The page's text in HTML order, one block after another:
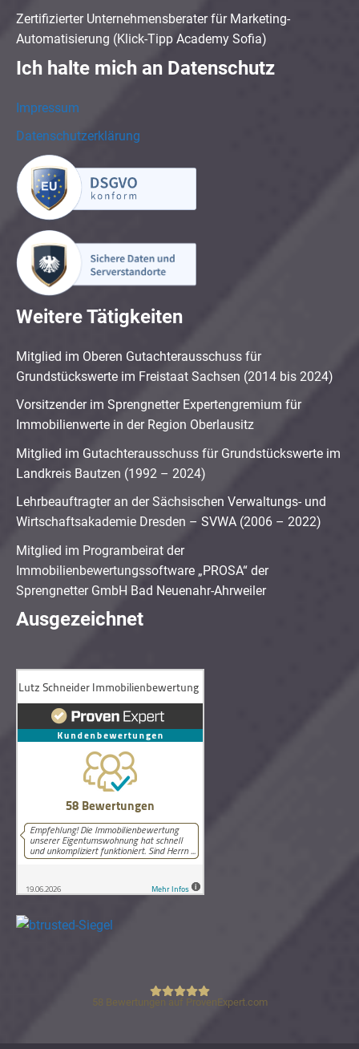
Zertifizierter Unternehmensberater für Marketing-
Automatisierung (Klick-Tipp Academy Sofia)
Ich halte mich an Datenschutz
Impressum
Datenschutzerklärung
Weitere Tätigkeiten
Mitglied im Oberen Gutachterausschuss für
Grundstückswerte im Freistaat Sachsen (2014 bis 2024)
Vorsitzender im Sprengnetter Expertengremium für
Immobilienwerte in der Region Oberlausitz
Mitglied im Gutachterausschuss für Grundstückswerte im
Landkreis Bautzen (1992 – 2024)
Lehrbeauftragter an der Sächsischen Verwaltungs- und
Wirtschaftsakademie Dresden – SVWA (2006 – 2022)
Mitglied im Programbeirat der
Immobilienbewertungssoftware „PROSA“ der
Sprengnetter GmbH Bad Neuenahr-Ahrweiler
Ausgezeichnet
Lutz Schneider Immobilienbewertung
58 Bewertungen auf ProvenExpert.com